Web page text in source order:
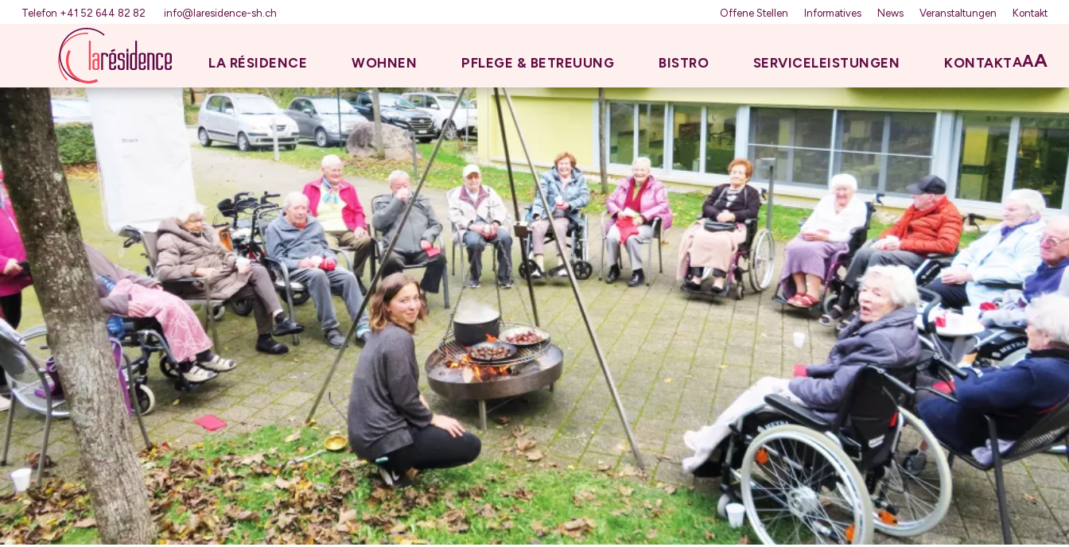
Telefon +41 52 644 82 82 info@laresidence-sh.ch Offene Stellen Informatives News Veranstaltungen Kontakt
LA RÉSIDENCE WOHNEN PFLEGE & BETREUUNG BISTRO SERVICELEISTUNGEN KONTAKTAAA